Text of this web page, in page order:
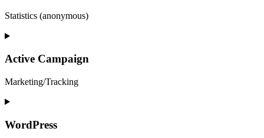
Statistics (anonymous)
Consent
service
Active Campaign
Marketing/Tracking
Consent
service
WordPress